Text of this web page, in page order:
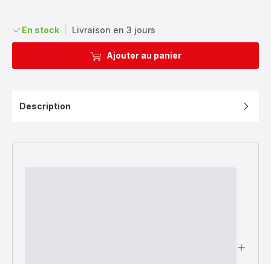
En stock Livraison en 3 jours
Ajouter au panier
Description